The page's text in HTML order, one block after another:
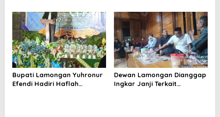
Diversifikasi Bisnis
Perusahaan Media
Bergizi Gratis
Bupati Lamongan Yuhronur
Efendi Hadiri Haflah
Dewan Lamongan Dianggap
Ingkar Janji Terkait